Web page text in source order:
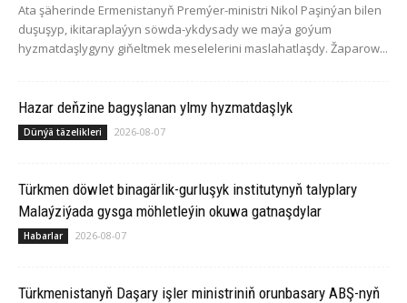
Ata şäherinde Ermenistanyň Premýer-ministri Nikol Paşinýan bilen
duşuşyp, ikitaraplaýyn söwda-ykdysady we maýa goýum
hyzmatdaşlygyny giňeltmek meselelerini maslahatlaşdy. Žaparow...
Hazar deňzine bagyşlanan ylmy hyzmatdaşlyk
Dünýä täzelikleri 2026-08-07
Türkmen döwlet binagärlik-gurluşyk institutynyň talyplary
Malaýziýada gysga möhletleýin okuwa gatnaşdylar
Habarlar 2026-08-07
Türkmenistanyň Daşary işler ministriniň orunbasary ABŞ-nyň